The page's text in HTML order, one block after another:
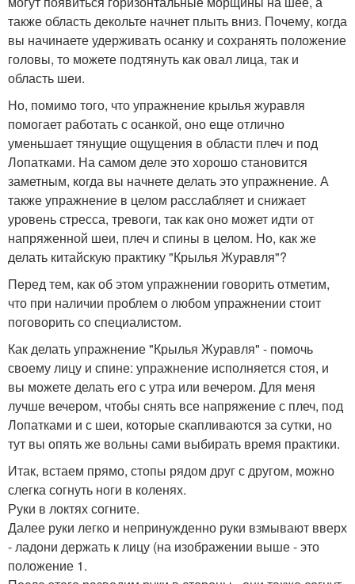
также область декольте начнет плыть вниз. Почему, когда
вы начинаете удерживать осанку и сохранять положение
головы, то можете подтянуть как овал лица, так и
область шеи.
Но, помимо того, что упражнение крылья журавля
помогает работать с осанкой, оно еще отлично
уменьшает тянущие ощущения в области плеч и под
Лопатками. На самом деле это хорошо становится
заметным, когда вы начнете делать это упражнение. А
также упражнение в целом расслабляет и снижает
уровень стресса, тревоги, так как оно может идти от
напряженной шеи, плеч и спины в целом. Но, как же
делать китайскую практику "Крылья Журавля"?
Перед тем, как об этом упражнении говорить отметим,
что при наличии проблем о любом упражнении стоит
поговорить со специалистом.
Как делать упражнение "Крылья Журавля" - помочь
своему лицу и спине: упражнение исполняется стоя, и
вы можете делать его с утра или вечером. Для меня
лучше вечером, чтобы снять все напряжение с плеч, под
Лопатками и с шеи, которые скапливаются за сутки, но
тут вы опять же вольны сами выбирать время практики.
Итак, встаем прямо, стопы рядом друг с другом, можно
слегка согнуть ноги в коленях.
Руки в локтях согните.
Далее руки легко и непринужденно руки взмывают вверх
- ладони держать к лицу (на изображении выше - это
положение 1.